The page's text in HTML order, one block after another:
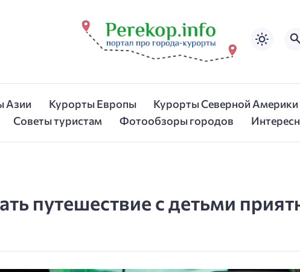
Азии Курорты Европы Курорты Северной Америки
Советы туристам
Фотообзоры городов
путешествие с детьми